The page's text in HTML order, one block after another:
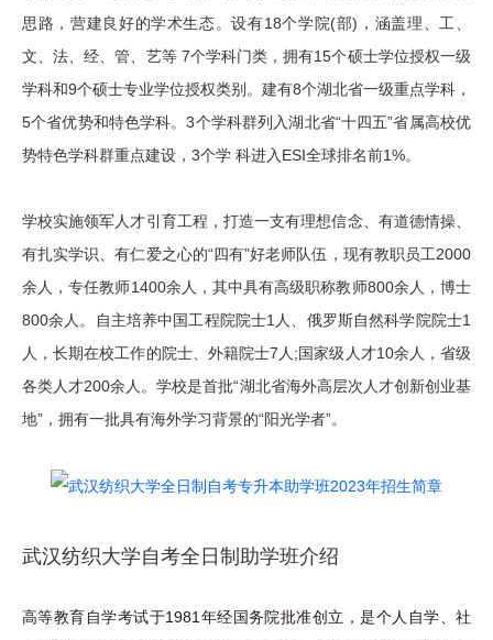
思路，营建良好的学术生态。设有18个学院(部)，涵盖理、工、
文、法、经、管、艺等 7个学科门类，拥有15个硕士学位授权一级
学科和9个硕士专业学位授权类别。建有8个湖北省一级重点学科，
5个省优势和特色学科。3个学科群列入湖北省“十四五”省属高校优
势特色学科群重点建设，3个学 科进入ESI全球排名前1%。
学校实施领军人才引育工程，打造一支有理想信念、有道德情操、
有扎实学识、有仁爱之心的“四有”好老师队伍，现有教职员工2000
余人，专任教师1400余人，其中具有高级职称教师800余人，博士
800余人。自主培养中国工程院院士1人、俄罗斯自然科学院院士1
人，长期在校工作的院士、外籍院士7人;国家级人才10余人，省级
各类人才200余人。学校是首批“湖北省海外高层次人才创新创业基
地”，拥有一批具有海外学习背景的“阳光学者”。
武汉纺织大学自考全日制助学班介绍
高等教育自学考试于1981年经国务院批准创立，是个人自学、社